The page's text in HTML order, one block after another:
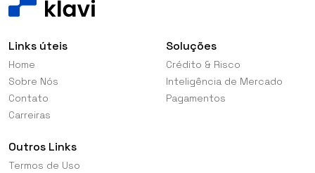
Links úteis
Home
Sobre Nós
Contato
Carreiras
Soluções
Crédito & Risco
Inteligência de Mercado
Pagamentos
Outros Links
Termos de Uso